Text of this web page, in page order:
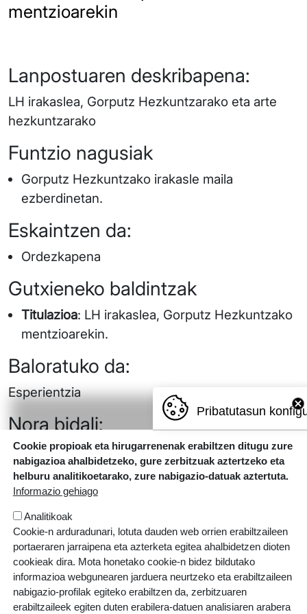
mentzioarekin
Lanpostuaren deskribapena:
LH irakaslea, Gorputz Hezkuntzarako eta arte
hezkuntzarako
Funtzio nagusiak
Gorputz Hezkuntzako irakasle maila
ezberdinetan.
Eskaintzen da:
Ordezkapena
Gutxieneko baldintzak
Titulazioa: LH irakaslea, Gorputz Hezkuntzako
mentzioarekin.
Baloratuko da:
Esperientzia
Nora bidali:
zuzendaritza@argiaikastola.com
Pribatutasun
Cookie propioak eta hirugarrenenak erabiltzen ditugu zure
nabigazioa ahalbidetzeko, gure zerbitzuak aztertzeko eta
helburu analitikoetarako, zure nabigazio-datuak aztertuta.
Informazio gehiago
Analitikoak
Cookie-n arduradunari, lotuta dauden web orrien erabiltzaileen
portaeraren jarraipena eta azterketa egitea ahalbidetzen dioten
cookieak dira. Mota honetako cookie-n bidez bildutako
informazioa webgunearen jarduera neurtzeko eta erabiltzaileen
nabigazio-profilak egiteko erabiltzen da, zerbitzuaren
erabiltzaileek egiten duten erabilera-datuen analisiaren arabera